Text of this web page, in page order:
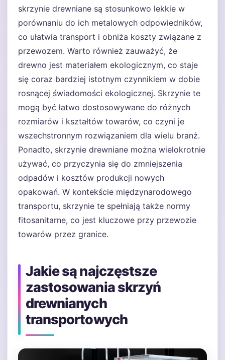
skrzynie drewniane są stosunkowo lekkie w
porównaniu do ich metalowych odpowiedników,
co ułatwia transport i obniża koszty związane z
przewozem. Warto również zauważyć, że
drewno jest materiałem ekologicznym, co staje
się coraz bardziej istotnym czynnikiem w dobie
rosnącej świadomości ekologicznej. Skrzynie te
mogą być łatwo dostosowywane do różnych
rozmiarów i kształtów towarów, co czyni je
wszechstronnym rozwiązaniem dla wielu branż.
Ponadto, skrzynie drewniane można wielokrotnie
używać, co przyczynia się do zmniejszenia
odpadów i kosztów produkcji nowych
opakowań. W kontekście międzynarodowego
transportu, skrzynie te spełniają także normy
fitosanitarne, co jest kluczowe przy przewozie
towarów przez granice.
Jakie są najczęstsze
zastosowania skrzyń
drewnianych
transportowych